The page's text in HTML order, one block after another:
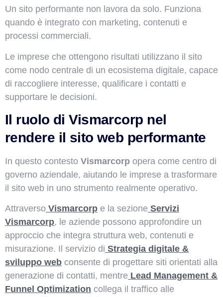
Un sito performante non lavora da solo. Funziona
quando è integrato con marketing, contenuti e
processi commerciali.
Le imprese che ottengono risultati utilizzano il sito
come nodo centrale di un ecosistema digitale, capace
di raccogliere interesse, qualificare i contatti e
supportare le decisioni.
Il ruolo di Vismarcorp nel
rendere il sito web performante
In questo contesto Vismarcorp opera come centro di
governo aziendale, aiutando le imprese a trasformare
il sito web in uno strumento realmente operativo.
Attraverso Vismarcorp e la sezione Servizi
Vismarcorp, le aziende possono approfondire un
approccio che integra struttura web, contenuti e
misurazione. Il servizio di Strategia digitale &
sviluppo web consente di progettare siti orientati alla
generazione di contatti, mentre Lead Management &
Funnel Optimization collega il traffico alle